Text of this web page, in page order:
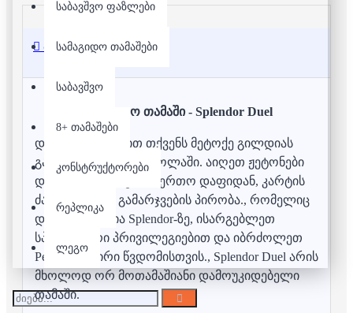
საბავშვო ფაზლები
სამაგიდო თამაშები
საბავშვო
8+ თამაშები
კონსტრუქტორები
რეპლიკა
ლეგო
აღწერა
სამაგიდო თამაში - Splendor Duel
დაუპირისპირდით თქვენს მეტოქე გილდიას
გამარჯვებისთვის რბოლაში. აიღეთ ჟეტონები
და Pearl-ის ნიშნები საერთო დაფიდან, კარტის
ძალა და სამი გამარჯვების პირობა., რომელიც
დაფუძნებულია Splendor-ზე, ისარგებლეთ
სპეციალური პრივილეგიებით და იბრძოლეთ
Pearls-ზე მწირი წვდომისთვის., Splendor Duel არის
მხოლოდ ორ მოთამაშიანი დამოუკიდებელი
თამაში.